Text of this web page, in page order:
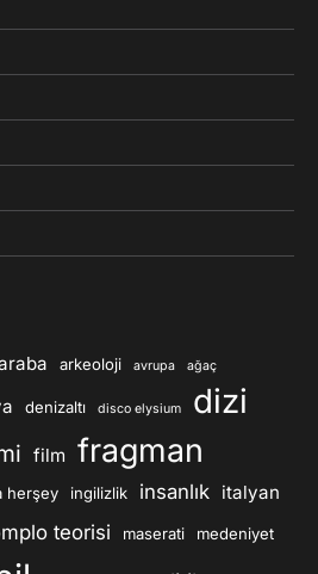
arkeoloji avrupa ağaç
denizaltı disco elysium dizi
film fragman
herşey ingilizlik insanlık italyan
teorisi maserati medeniyet